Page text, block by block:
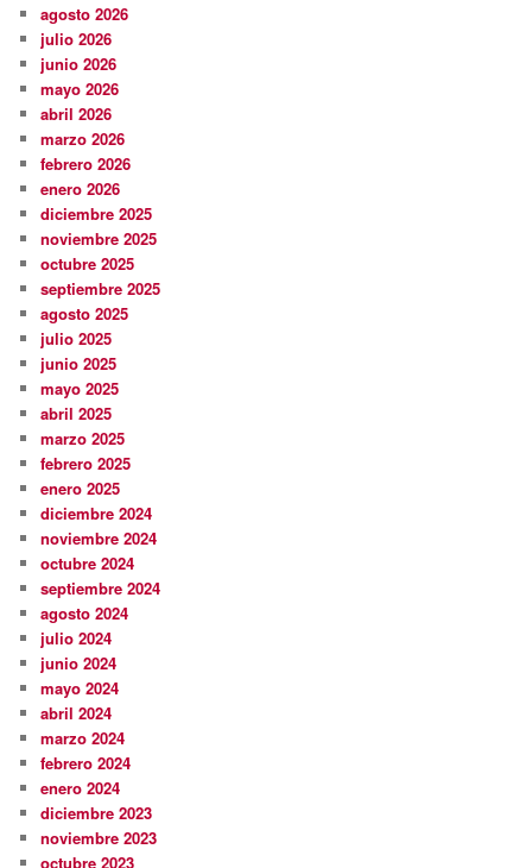
agosto 2026
julio 2026
junio 2026
mayo 2026
abril 2026
marzo 2026
febrero 2026
enero 2026
diciembre 2025
noviembre 2025
octubre 2025
septiembre 2025
agosto 2025
julio 2025
junio 2025
mayo 2025
abril 2025
marzo 2025
febrero 2025
enero 2025
diciembre 2024
noviembre 2024
octubre 2024
septiembre 2024
agosto 2024
julio 2024
junio 2024
mayo 2024
abril 2024
marzo 2024
febrero 2024
enero 2024
diciembre 2023
noviembre 2023
octubre 2023